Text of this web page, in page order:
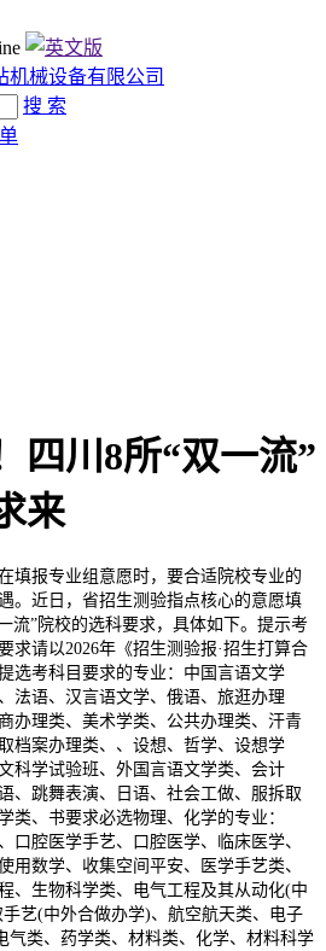
搜 索
四川8所“双一流”
来
报专业组意愿时，要合适院校专业的
。近日，省招生测验指点核心的意愿填
流”院校的选科要求，具体如下。提示考
求请以2026年《招生测验报·招生打算合
选考科目要求的专业：中国言语文学
法语、汉言语文学、俄语、旅逛办理
办理类、美术学类、公共办理类、汗青
档案办理类、、设想、哲学、设想学
科学试验班、外国言语文学类、会计
、跳舞表演、日语、社会工做、服拆取
类、书要求必选物理、化学的专业：
口腔医学手艺、口腔医学、临床医学、
用数学、收集空间平安、医学手艺类、
、生物科学类、电气工程及其从动化(中
艺(中外合做办学)、航空航天类、电子
气类、药学类、材料类、化学、材料科学